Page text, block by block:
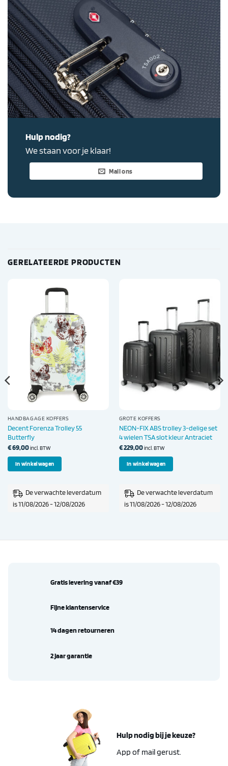
Hulp nodig?
We staan voor je klaar!
Mail ons
GERELATEERDE PRODUCTEN
HANDBAGAGE KOFFERS
Decent Forenza Trolley 55
Butterfly
€69,00incl. BTW
In winkelwagen
De verwachte leverdatum
is 11/08/2026 - 12/08/2026
GROTE KOFFERS
NEON-FIX ABS trolley 3-delige set
4 wielen TSA slot kleur Antraciet
€229,00incl. BTW
In winkelwagen
De verwachte leverdatum
is 11/08/2026 - 12/08/2026
Hulp nodig bij je keuze?
App of mail gerust.
Gratis levering vanaf €39
Fijne klantenservice
14 dagen retourneren
2 jaar garantie